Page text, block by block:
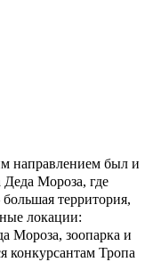
направлением был и
Деда Мороза, где
территория,
локации:
Мороза, зоопарка и
конкурсантам Тропа